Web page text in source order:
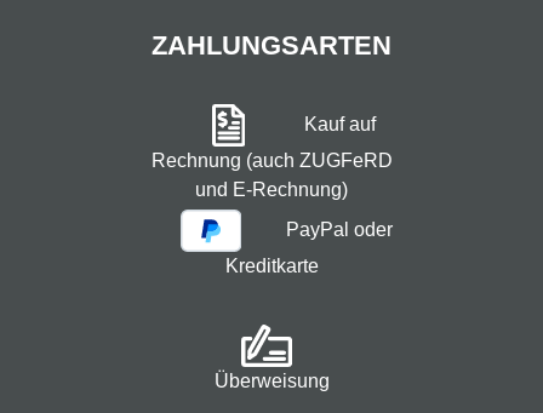
ZAHLUNGSARTEN
Kauf auf
Rechnung (auch ZUGFeRD
und E-Rechnung)
PayPal oder
Kreditkarte
Überweisung